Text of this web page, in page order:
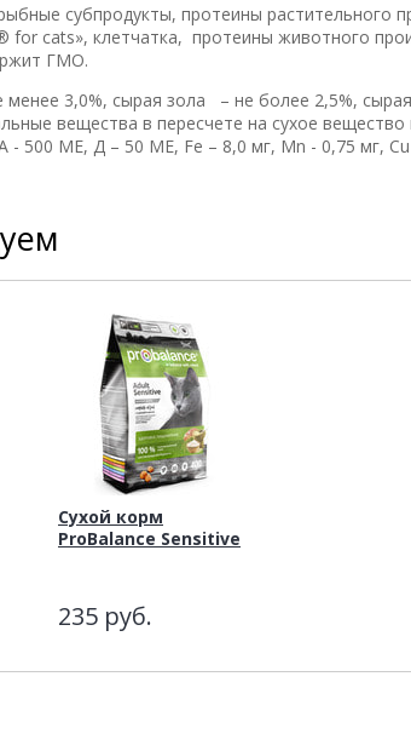
субпродукты, протеины растительного
for cats», клетчатка, протеины животного
ГМО.
3,0%, сырая зола – не более 2,5%,
вещества в пересчете на сухое вещество
500 МЕ, Д – 50 МЕ, Fe – 8,0 мг, Mn - 0,75 мг, Cu
Сухой корм
ProBalance Sensitive
235 руб.